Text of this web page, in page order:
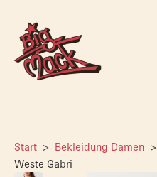
Start Bekleidung Damen
Weste Gabri